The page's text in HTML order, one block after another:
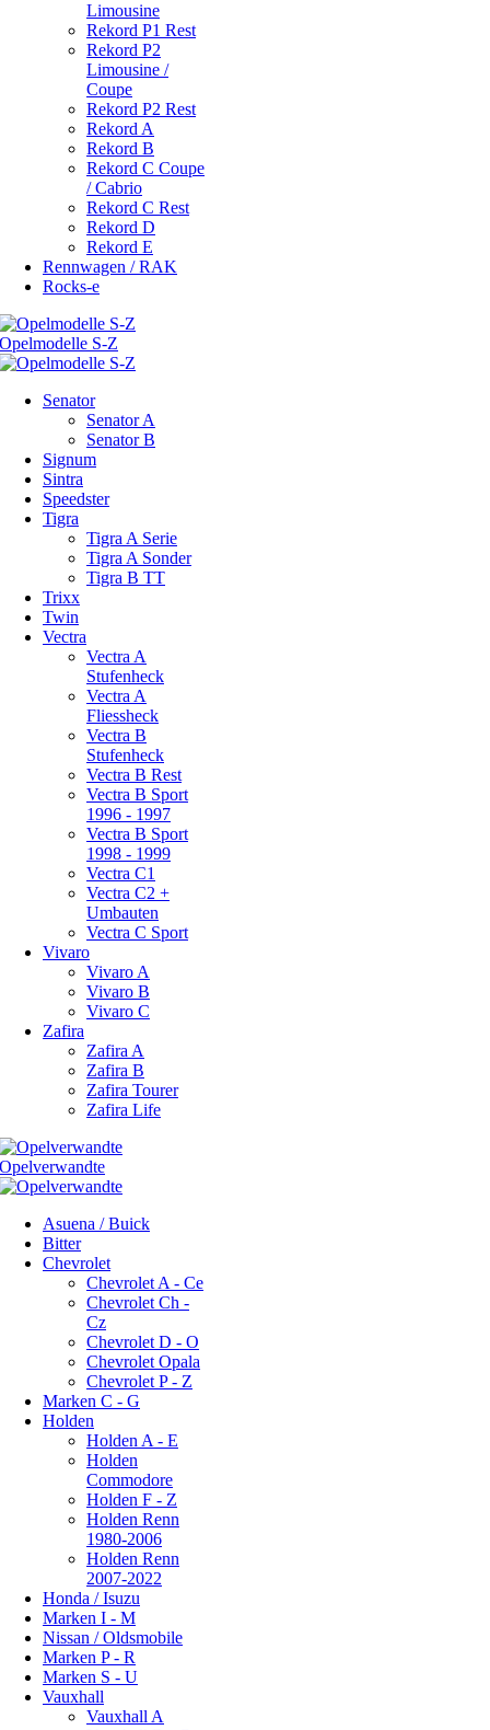
Limousine
Rekord P1 Rest
Rekord P2
Limousine /
Coupe
Rekord P2 Rest
Rekord A
Rekord B
Rekord C Coupe
/ Cabrio
Rekord C Rest
Rekord D
Rekord E
Rennwagen / RAK
Rocks-e
Senator
Senator A
Senator B
Signum
Sintra
Speedster
Tigra
Tigra A Serie
Tigra A Sonder
Tigra B TT
Trixx
Twin
Vectra
Vectra A
Stufenheck
Vectra A
Fliessheck
Vectra B
Stufenheck
Vectra B Rest
Vectra B Sport
1996 - 1997
Vectra B Sport
1998 - 1999
Vectra C1
Vectra C2 +
Umbauten
Vectra C Sport
Vivaro
Vivaro A
Vivaro B
Vivaro C
Zafira
Zafira A
Zafira B
Zafira Tourer
Zafira Life
Asuena / Buick
Bitter
Chevrolet
Chevrolet A - Ce
Chevrolet Ch -
Cz
Chevrolet D - O
Chevrolet Opala
Chevrolet P - Z
Marken C - G
Holden
Holden A - E
Holden
Commodore
Holden F - Z
Holden Renn
1980-2006
Holden Renn
2007-2022
Honda / Isuzu
Marken I - M
Nissan / Oldsmobile
Marken P - R
Marken S - U
Vauxhall
Vauxhall A